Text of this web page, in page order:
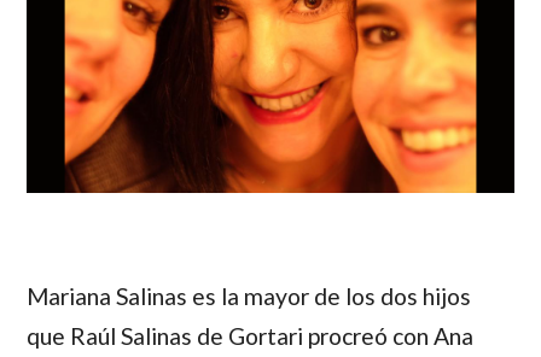
Mariana Salinas es la mayor de los dos hijos
que Raúl Salinas de Gortari procreó conAna